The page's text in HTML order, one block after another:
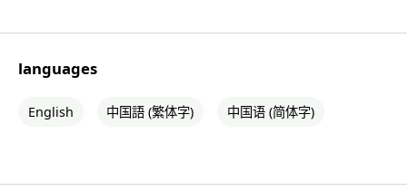
languages
English 中国語 (繁体字) 中国语 (简体字)